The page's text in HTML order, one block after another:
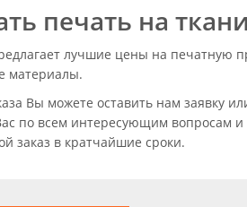
печать на
лучшие цены на печатную
материалы.
Вы можете оставить нам заявку
по всем интересующим вопросам
заказ в кратчайшие сроки.